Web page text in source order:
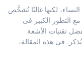
لكنها غالبًا تُشخَّص
التطور الكبير فى
تقنيات الأشعة
فى هذه المقالة،